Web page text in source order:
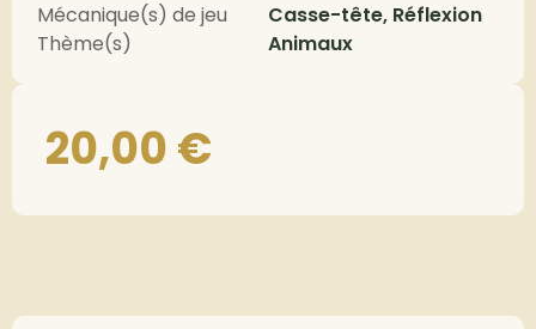
Mécanique(s) de jeu
Casse-tête, Réflexion
Thème(s)
Animaux
20,00€